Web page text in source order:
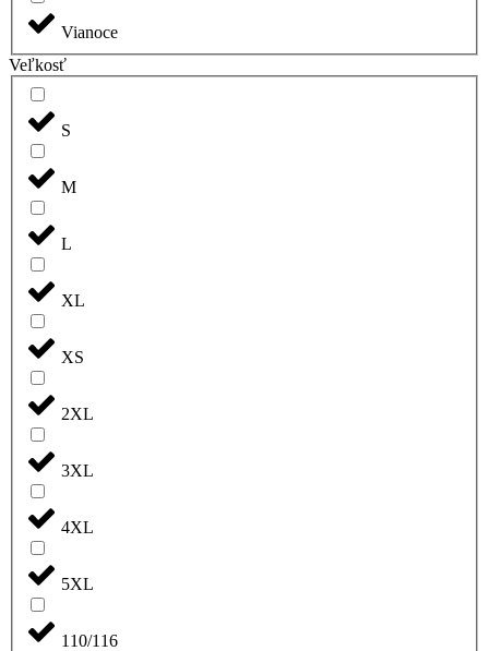
Vianoce
Veľkosť
S
M
L
XL
XS
2XL
3XL
4XL
5XL
110/116